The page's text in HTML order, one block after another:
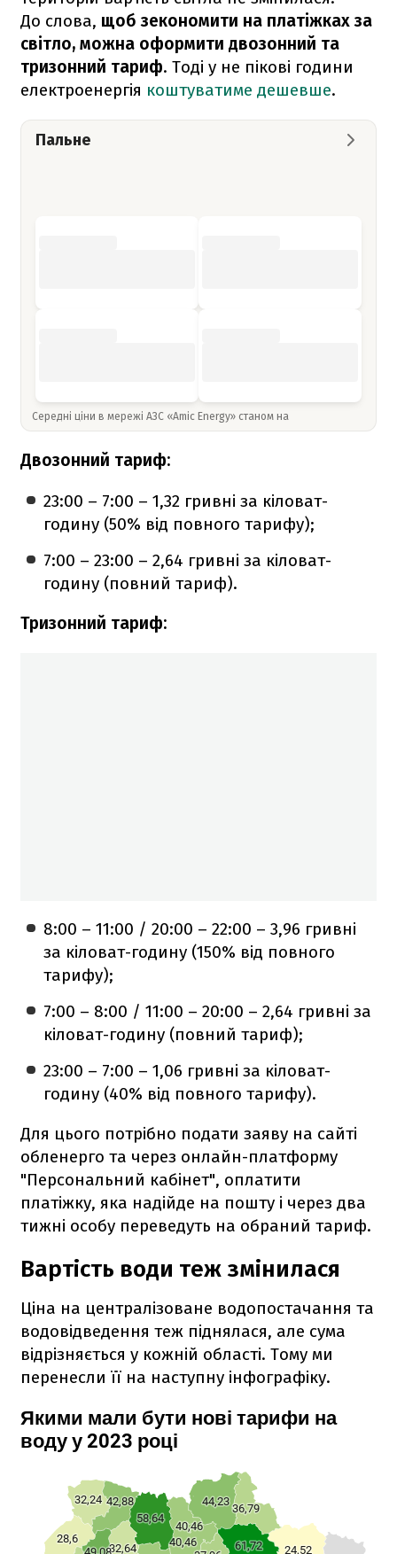
До слова, щоб зекономити на платіжках за
світло, можна оформити двозонний та
тризонний тариф. Тоді у не пікові години
електроенергія коштуватиме дешевше.
Пальне
Середні ціни в мережі АЗС «Amic Energy» станом на
Двозонний тариф:
23:00 – 7:00 – 1,32 гривні за кіловат-
годину (50% від повного тарифу);
7:00 – 23:00 – 2,64 гривні за кіловат-
годину (повний тариф).
Тризонний тариф:
8:00 – 11:00 / 20:00 – 22:00 – 3,96 гривні
за кіловат-годину (150% від повного
тарифу);
7:00 – 8:00 / 11:00 – 20:00 – 2,64 гривні за
кіловат-годину (повний тариф);
23:00 – 7:00 – 1,06 гривні за кіловат-
годину (40% від повного тарифу).
Для цього потрібно подати заяву на сайті
обленерго та через онлайн-платформу
"Персональний кабінет", оплатити
платіжку, яка надійде на пошту і через два
тижні особу переведуть на обраний тариф.
Вартість води теж змінилася
Ціна на централізоване водопостачання та
водовідведення теж піднялася, але сума
відрізняється у кожній області. Тому ми
перенесли її на наступну інфографіку.